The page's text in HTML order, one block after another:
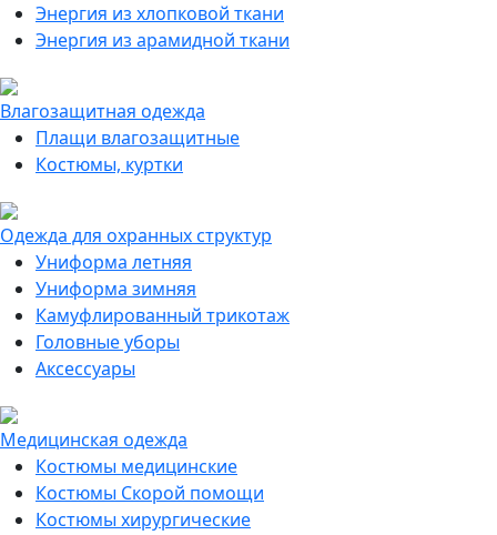
Энергия из хлопковой ткани
Энергия из арамидной ткани
Влагозащитная одежда
Плащи влагозащитные
Костюмы, куртки
Одежда для охранных структур
Униформа летняя
Униформа зимняя
Камуфлированный трикотаж
Головные уборы
Аксессуары
Медицинская одежда
Костюмы медицинские
Костюмы Скорой помощи
Костюмы хирургические